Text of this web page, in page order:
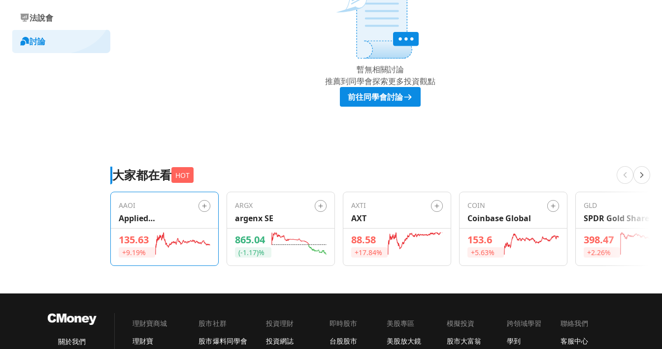
法說會
討論
暫無相關討論
推薦到同學會探索更多投資觀點
前往同學會討論
大家都在看 HOT
AAOI
Applied
Optoelectronics
135.63
+9.19%
ARGX
argenx SE
865.04
(-1.17)%
AXTI
AXT
88.58
+17.84%
COIN
Coinbase Global
153.6
+5.63%
GLD
SPDR Gold Shares
398.47
+2.26%
關於我們
理財寶商城
理財寶
股市社群
股市爆料同學會
投資理財
投資網誌
即時股市
台股股市
美股專區
美股放大鏡
模擬投資
股市大富翁
跨領域學習
學到
聯絡我們
客服中心